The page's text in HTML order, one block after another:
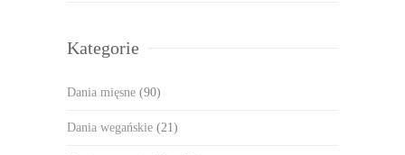
Kategorie
Dania mięsne (90)
Dania wegańskie (21)